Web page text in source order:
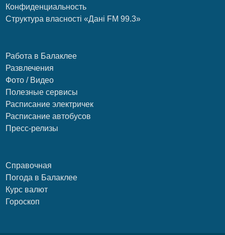
Конфиденциальность
Структура власності «Дані FM 99.3»
Работа в Балаклее
Развлечения
Фото / Видео
Полезные сервисы
Расписание электричек
Расписание автобусов
Пресс-релизы
Справочная
Погода в Балаклее
Курс валют
Гороскоп